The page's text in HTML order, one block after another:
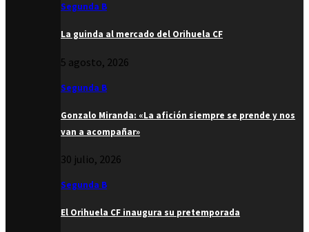
Segunda B
La guinda al mercado del Orihuela CF
5 agosto, 2026
Segunda B
Gonzalo Miranda: «La afición siempre se prende y nos
van a acompañar»
30 julio, 2026
Segunda B
El Orihuela CF inaugura su pretemporada